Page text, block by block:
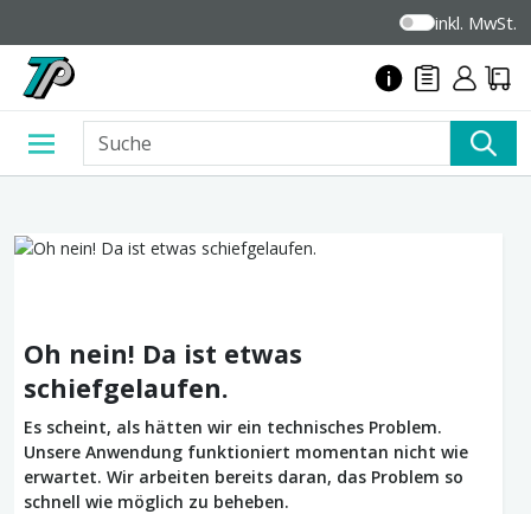
inkl. MwSt.
Oh nein! Da ist etwas
schiefgelaufen.
Es scheint, als hätten wir ein technisches Problem.
Unsere Anwendung funktioniert momentan nicht wie
erwartet. Wir arbeiten bereits daran, das Problem so
schnell wie möglich zu beheben.